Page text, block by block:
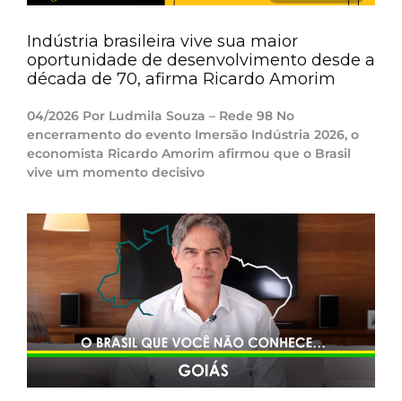
Indústria brasileira vive sua maior
oportunidade de desenvolvimento desde a
década de 70, afirma Ricardo Amorim
04/2026 Por Ludmila Souza – Rede 98 No
encerramento do evento Imersão Indústria 2026, o
economista Ricardo Amorim afirmou que o Brasil
vive um momento decisivo